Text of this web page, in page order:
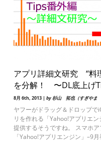
アプリ詳細文研究 “料
を分解！ 〜DL底上げ
8月 6th, 2013 | by 杉山 拓也（すぎやま
ヤフーがドラッグ＆ドロップ
リを作れる「Yahoo!アプリエ
提供するそうですね。 スマホ
「Yahoo!アプリエンジン」–9